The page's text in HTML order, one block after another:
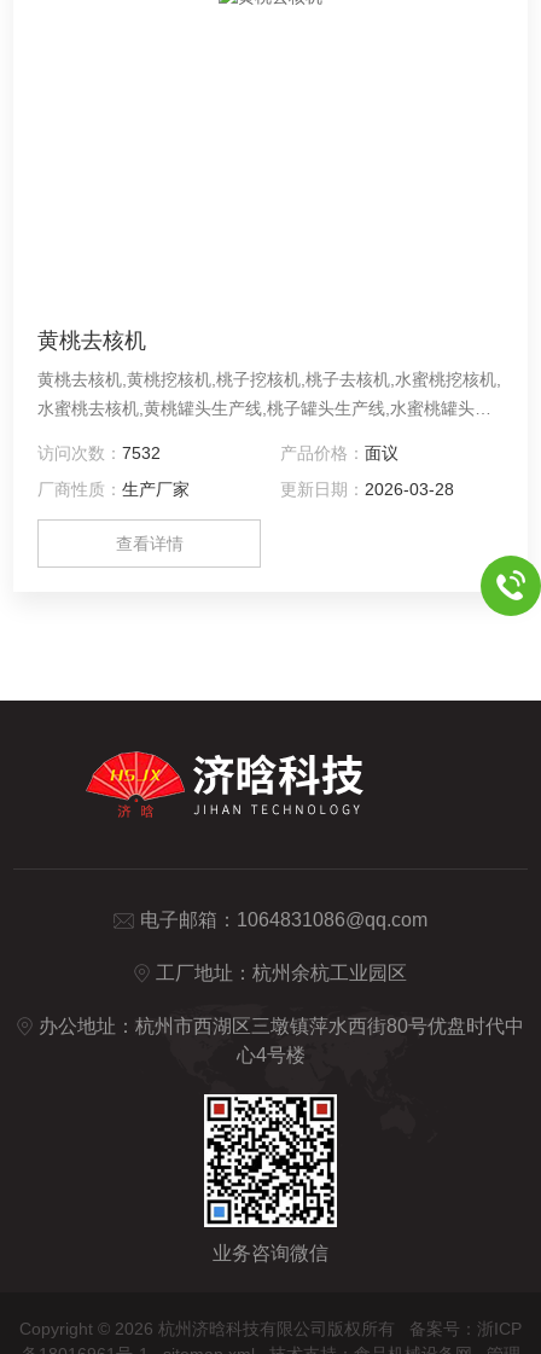
黄桃去核机
黄桃去核机,黄桃挖核机,桃子挖核机,桃子去核机,水蜜桃挖核机,
水蜜桃去核机,黄桃罐头生产线,桃子罐头生产线,水蜜桃罐头生
以被自动单个装入运送装置上的杯体里面。随着传送装置通过
校位区，这些桃子由校位轮转动着，校位轮是从杯底的一个洞
中突出来的。随着桃梗位被校位轮找到，这些桃子停止转动。
从桃梗位发现区，这些水果经过三道找缝区，在其位置上桃缝
访问次数：7532 产品价格： 面议
厂商性质：生产厂家 更新日期： 2026-03-28
查看详情
电子邮箱： 1064831086@qq.com
工厂地址：杭州余杭工业园区
办公地址：杭州市西湖区三墩镇萍水西街80号优盘时代中
心4号楼
业务咨询微信
Copyright © 2026 杭州济晗科技有限公司版权所有 备案号：浙ICP